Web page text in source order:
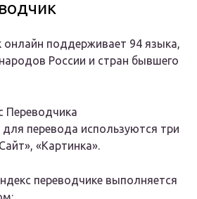
онлайн поддерживает 94 языка,
России и стран бывшего
Переводчика
перевода используются три
«Картинка».
переводчике выполняется